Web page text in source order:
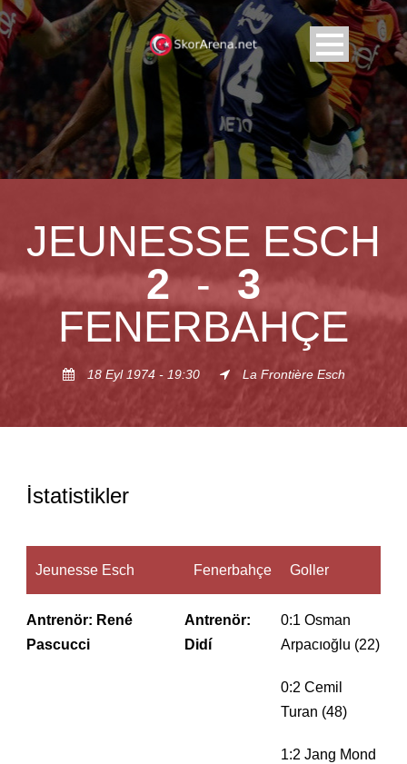
JEUNESSE ESCH
2 - 3
FENERBAHÇE
18 Eyl 1974 - 19:30 La Frontière Esch
İstatistikler
Jeunesse Esch Fenerbahçe Goller
Antrenör: René
Pascucci
Antrenör:
Didí
0:1 Osman
Arpacıoğlu (22)
0:2 Cemil
Turan (48)
1:2 Jang Mond